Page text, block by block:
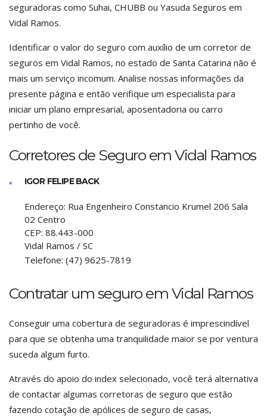
seguradoras como Suhai, CHUBB ou Yasuda Seguros em
Vidal Ramos.
Identificar o valor do seguro com auxílio de um corretor de
seguros em Vidal Ramos, no estado de Santa Catarina não é
mais um serviço incomum. Analise nossas informações da
presente página e então verifique um especialista para
iniciar um plano empresarial, aposentadoria ou carro
pertinho de você.
Corretores de Seguro em Vidal Ramos
IGOR FELIPE BACK
Endereço: Rua Engenheiro Constancio Krumel 206 Sala
02 Centro
CEP: 88.443-000
Vidal Ramos / SC
Telefone: (47) 9625-7819
Contratar um seguro em Vidal Ramos
Conseguir uma cobertura de seguradoras é imprescindível
para que se obtenha uma tranquilidade maior se por ventura
suceda algum furto.
Através do apoio do index selecionado, você terá alternativa
de contactar algumas corretoras de seguro que estão
fazendo cotação de apólices de seguro de casas,